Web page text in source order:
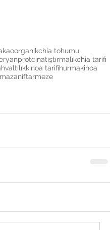
organikchia tohumu
proteinatıştırmalıkchia tarifi
kinoa tarifihurmakinoa
iftarmeze